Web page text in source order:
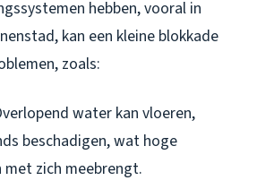
hebben, vooral in
kan een kleine blokkade
zoals:
water kan vloeren,
beschadigen, wat hoge
zich meebrengt.